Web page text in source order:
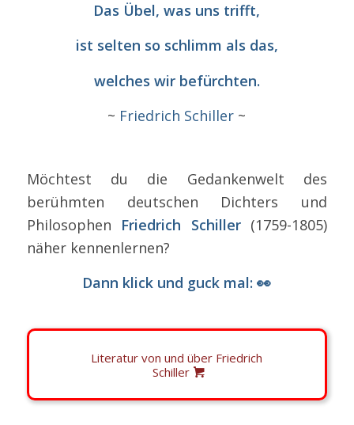
Das Übel, was uns trifft,
ist selten so schlimm als das,
welches wir befürchten.
~ Friedrich Schiller ~
Möchtest du die Gedankenwelt des
berühmten deutschen Dichters und
Philosophen Friedrich Schiller(1759-1805)
näher kennenlernen?
Dann klick und guck mal: 👀
Literatur von und über Friedrich
Schiller